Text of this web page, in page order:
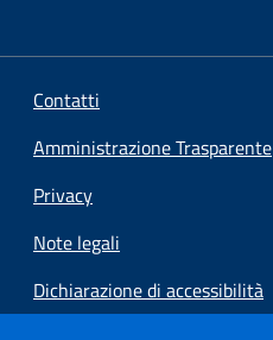
Contatti
Amministrazione Trasparente
Privacy
Note legali
Dichiarazione di accessibilità